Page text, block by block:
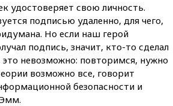
удостоверяет свою личность.
подписью удаленно, для чего,
Но если наш герой
подпись, значит, кто-то сделал
это невозможно: повторимся, нужно
возможно все, говорит
безопасности и